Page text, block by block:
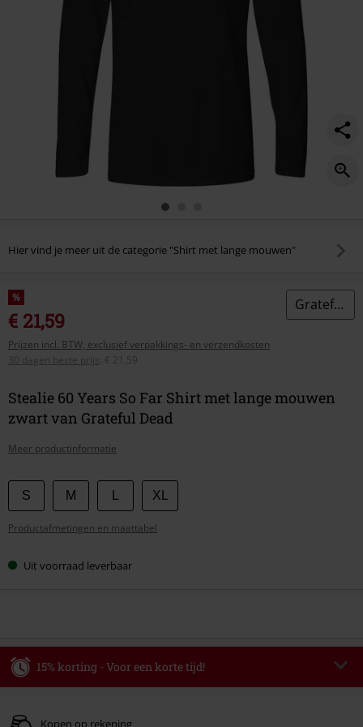
Hier vind je meer uit de categorie "Shirt met lange mouwen"
%
€ 21,59
Prijzen incl. BTW, exclusief verpakkings- en verzendkosten
30 dagen beste prijs
€ 21,59
Grateful Dead
Stealie 60 Years So Far Shirt met lange mouwen
zwart van Grateful Dead
Meer productinformatie
Kies
je
maat
S M XL
Productafmetingen en maattabel
Uit voorraad leverbaar
15% korting - Voor een korte tijd!
Geldig t/m 09-08-2026
Kopen op rekening